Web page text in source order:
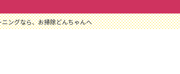
ングなら、お掃除どんちゃんへ